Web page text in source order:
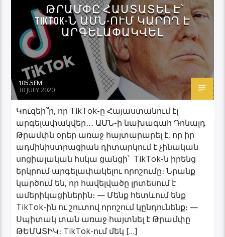
ԹՐԱՄՓԸ ՀԱՍՏԱՏԵԼ Է՝
TIKTOK-Ն ԱՄՆ-ՈՒՄ ԿԱՐՈՂ Է
ԱՐԳԵԼԱՓԱԿՎԵԼ
105.5FM
30 JULY 2020
Կուզեի՞ր, որ TikTok-ը Հայաստանում էլ
արգելափակվեր․․․ ԱՄՆ-ի նախագահ Դոնալդ
Թրամփն օրեր առաջ հայտարարել է, որ իր
ադմինիստրացիան դիտարկում է չինական
սոցիալական հսկա ցանցի՝ TikTok-ն իրենց
երկրում արգելափակելու որոշումը։ Նրանք
կարծում են, որ հավելվածը լրտեսում է
ամերիկացիներին։ — Մենք հետևում ենք
TikTok-ին ու շուտով որոշում կընդունենք։ —
Սպիտակ տան առաջ հայտնել է Թրամփը
ԹԵՄԱՏԻԿ։ TikTok-ում մեկ […]